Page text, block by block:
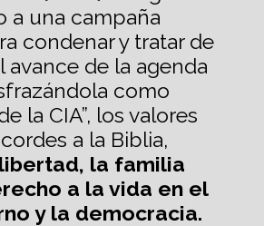
a una campaña
condenar y tratar de
avance de la agenda
como
la CIA”, los valores
a la Biblia,
la familia
a la vida en el
y la democracia.